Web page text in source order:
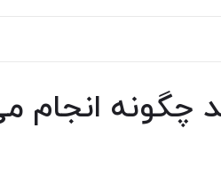
چگونه انجام